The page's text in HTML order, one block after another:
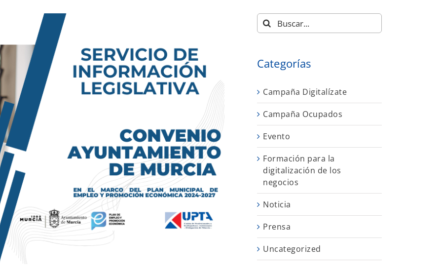
Buscar:
Categorías
Campaña Digitalízate
Campaña Ocupados
Evento
Formación para la
digitalización de los
negocios
Noticia
Prensa
Uncategorized